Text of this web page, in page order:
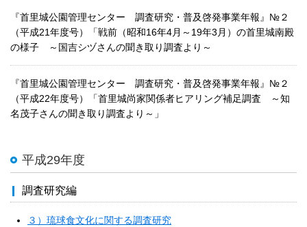
『首里城公園管理センター 調査研究・普及啓発事業年報』№２
（平成21年度号）「戦前（昭和16年4月～19年3月）の首里城南殿
の様子 ～国吉シヅさんの聞き取り調査より～
『首里城公園管理センター 調査研究・普及啓発事業年報』№２
（平成22年度号）「首里城尚家関係者ヒアリング補足調査 ～知
名茂子さんの聞き取り調査より～」
平成29年度
調査研究編
３）琉球食文化に関する調査研究